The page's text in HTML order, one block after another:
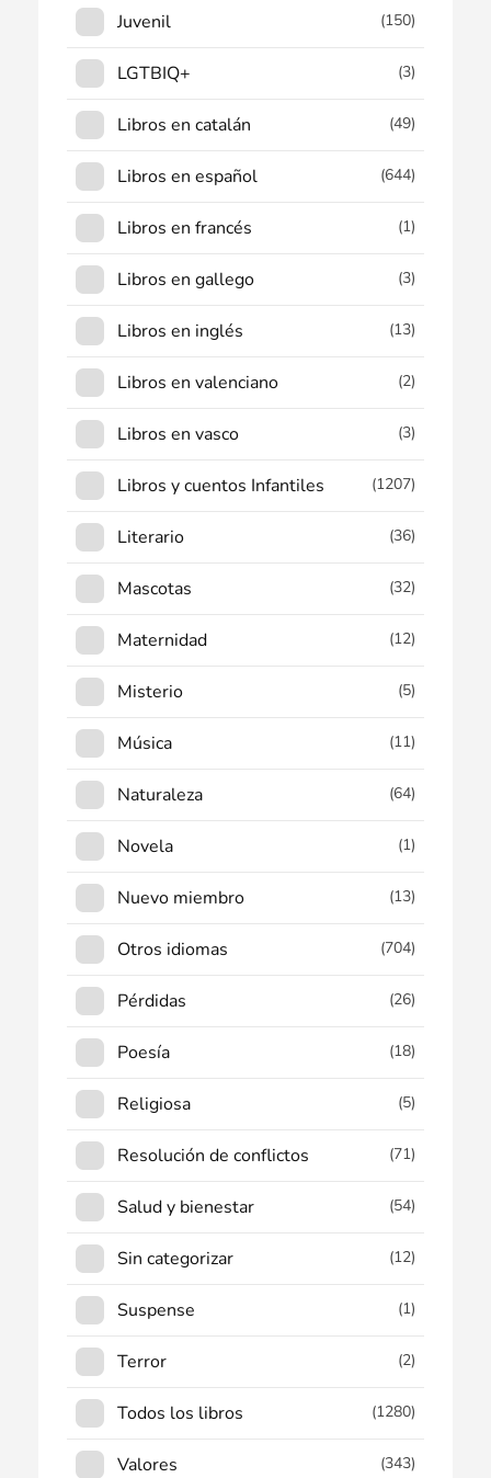
Juvenil (150)
LGTBIQ+ (3)
Libros en catalán (49)
Libros en español (644)
Libros en francés (1)
Libros en gallego (3)
Libros en inglés (13)
Libros en valenciano (2)
Libros en vasco (3)
Libros y cuentos Infantiles (1207)
Literario (36)
Mascotas (32)
Maternidad (12)
Misterio (5)
Música (11)
Naturaleza (64)
Novela (1)
Nuevo miembro (13)
Otros idiomas (704)
Pérdidas (26)
Poesía (18)
Religiosa (5)
Resolución de conflictos (71)
Salud y bienestar (54)
Sin categorizar (12)
Suspense (1)
Terror (2)
Todos los libros (1280)
Valores (343)